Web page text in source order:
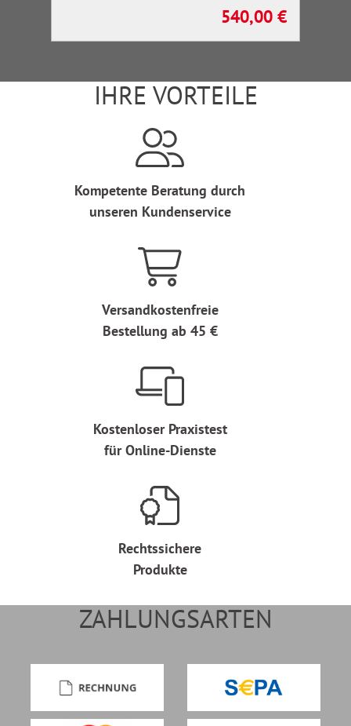
Regulärer Preis:
540,00 €
IHRE VORTEILE
Kompetente Beratung durch
unseren Kundenservice
Versandkostenfreie
Bestellung ab 45 €
Kostenloser Praxistest
für Online-Dienste
Rechtssichere
Produkte
ZAHLUNGSARTEN